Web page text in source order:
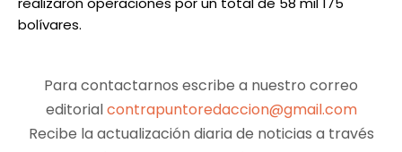
bolívares.
Para contactarnos escribe a nuestro correo
editorialcontrapuntoredaccion@gmail.com
Recibe la actualización diaria de noticias a través